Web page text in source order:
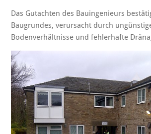
Das Gutachten des Bauingenieurs
Baugrundes, verursacht durch
Bodenverhältnisse und fehlerhafte